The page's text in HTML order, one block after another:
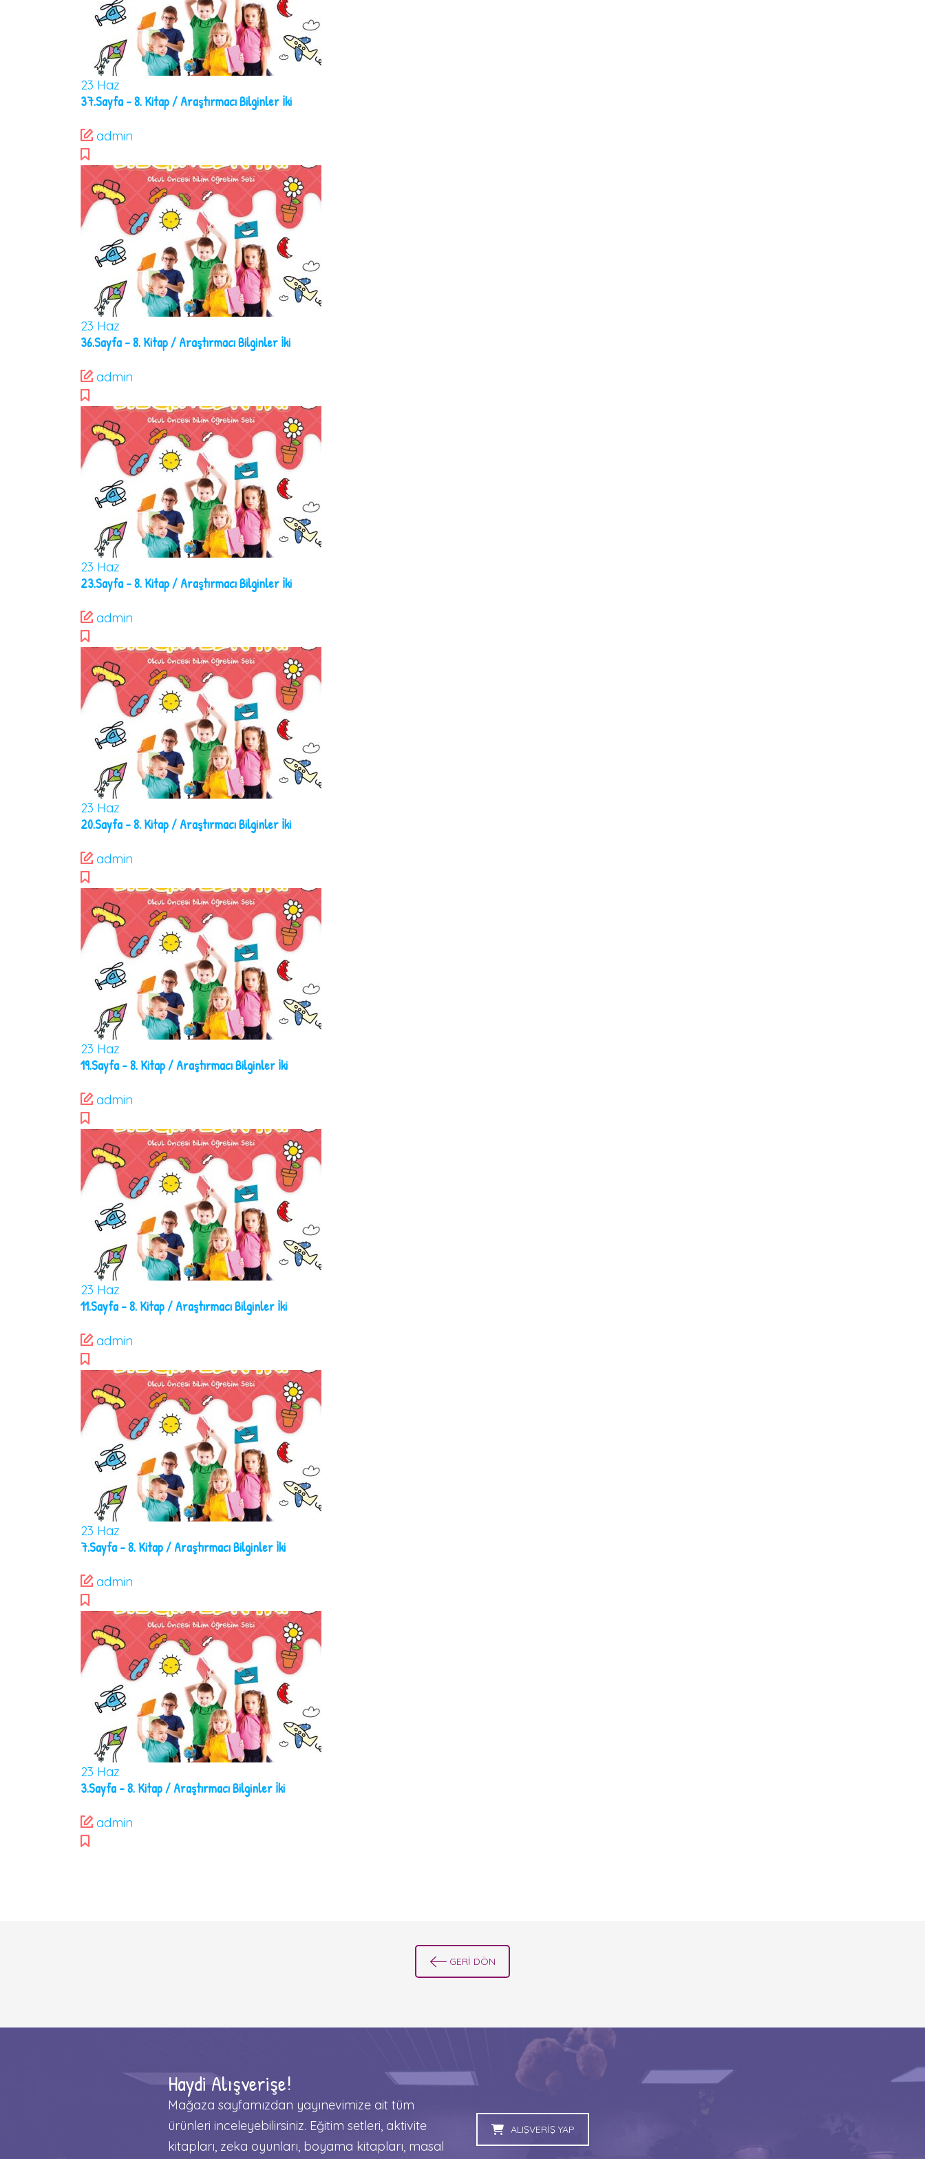
23 Haz
37.Sayfa – 8. Kitap / Araştırmacı Bilginler İki
admin
23 Haz
36.Sayfa – 8. Kitap / Araştırmacı Bilginler İki
admin
23 Haz
23.Sayfa – 8. Kitap / Araştırmacı Bilginler İki
admin
23 Haz
20.Sayfa – 8. Kitap / Araştırmacı Bilginler İki
admin
23 Haz
19.Sayfa – 8. Kitap / Araştırmacı Bilginler İki
admin
23 Haz
11.Sayfa – 8. Kitap / Araştırmacı Bilginler İki
admin
23 Haz
7.Sayfa – 8. Kitap / Araştırmacı Bilginler İki
admin
23 Haz
3.Sayfa – 8. Kitap / Araştırmacı Bilginler İki
admin
GERİ DÖN
Haydi Alışverişe!
Mağaza sayfamızdan yayınevimize ait tüm
ürünleri inceleyebilirsiniz. Eğitim setleri, aktivite
kitapları, zeka oyunları, boyama kitapları, masal
ALIŞVERİŞ YAP